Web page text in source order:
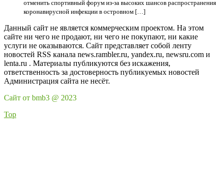
отменить спортивный форум из-за высоких шансов распространения
коронавирусной инфекции в островном […]
Данный сайт не является коммерческим проектом. На этом
сайте ни чего не продают, ни чего не покупают, ни какие
услуги не оказываются. Сайт представляет собой ленту
новостей RSS канала news.rambler.ru, yandex.ru, newsru.com и
lenta.ru . Материалы публикуются без искажения,
ответственность за достоверность публикуемых новостей
Администрация сайта не несёт.
Сайт от bmb3 @ 2023
Top